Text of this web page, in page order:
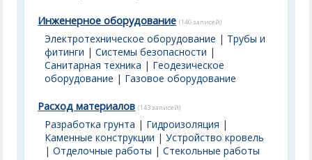
Инженерное оборудование (140 записей)
Электротехническое оборудование | Трубы и
фитинги |Системы безопасности |
Санитарная техника | Геодезическое
оборудование | Газовое оборудование
Расход материалов (143 записей)
Разработка грунта | Гидроизоляция |
Каменные конструкции |Устройство кровель
|Отделочные работы |Стекольные работы